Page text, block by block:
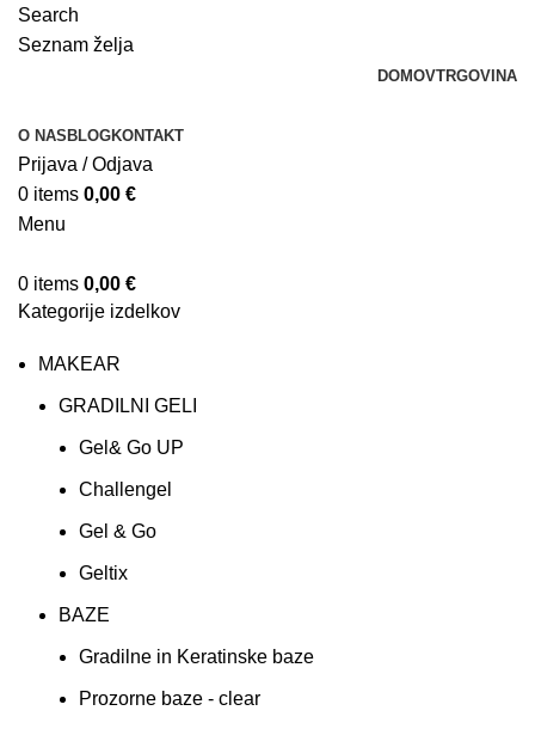
Search
Seznam želja
DOMOVTRGOVINA
O NAS BLOGKONTAKT
Prijava / Odjava
0 items 0,00 €
Menu
0 items 0,00 €
Kategorije izdelkov
MAKEAR
GRADILNI GELI
Gel& Go UP
Challengel
Gel & Go
Geltix
BAZE
Gradilne in Keratinske baze
Prozorne baze - clear